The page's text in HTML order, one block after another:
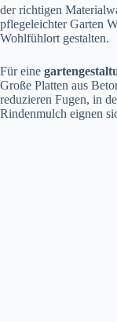
der richtigen
pflegeleichter Garten
Wohlfühlort gestalten.
Für eine
Große Platten aus
reduzieren Fugen, in
Rindenmulch eignen